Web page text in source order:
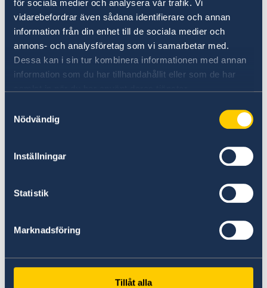
för sociala medier och analysera vår trafik. Vi
vidarebefordrar även sådana identifierare och annan
information från din enhet till de sociala medier och
annons- och analysföretag som vi samarbetar med.
Dessa kan i sin tur kombinera informationen med annan
information som du har tillhandahållit eller som de har
Nödvändig
Inställningar
Statistik
Marknadsföring
Tillåt alla
-Väl förankrad i det isländska samhället
samt goda kunskaper i svenska, isländska och
engelska (arbetsspråk är svenska)
-Strukturerad, ansvarsfull, samt god
skicklig, inklusive förmåga till officiell
-Erfarenhet av kommunikationsarbete,
meriterande